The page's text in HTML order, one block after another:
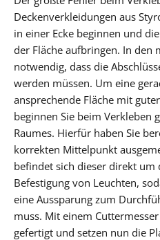
Deckenverkleidungen aus
in einer Ecke beginnen und
der Fläche aufbringen. In den
notwendig, dass die
werden müssen. Um eine
ansprechende Fläche mit
beginnen Sie beim Verkleben
Raumes. Hierfür haben Sie
korrekten Mittelpunkt
befindet sich dieser direkt um
Befestigung von Leuchten,
eine Aussparung zum
muss. Mit einem
gefertigt und setzen nun die